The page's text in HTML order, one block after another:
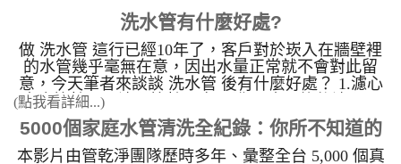
清洗機規格 (型號：JP-02) 110V 電壓 主機重量 5.5
公斤 (含黑色航空箱) 單人即可輕鬆攜帶 操作壓力 最
大使用壓力 1.4 mpa 安全可控，確保輸出壓力 遙控距
離 水平傳輸距離 30 - 150 公尺 高穿透力遙控，操作
無障礙 清洗模式 1. 水槌衝擊 2. 脈衝剝離 3. 螺旋波
清洗 微電腦控制電磁閥 尺寸 W265/B365/H360 (mm)
輕量化設計 適用環境 住宅／工廠／醫院／旅館 / 學
校 / 工廠機台 多家科學園區大廠指定機種 標準配備
日本 HITACHI 空壓機 (11KG)、高壓氣管3條、添加
洗水管 非常陌生。其原因是 清洗水管 技術及機台是
由日本引進，台灣以前沒有這種技術。多方面思考，
水塔需要定期清洗，那自來 水管清洗 需不需要定期
清洗呢? 台灣定期洗水塔，日本卻定期清洗水管，
為什麼？日本非常重視生活品質，1970年前就研發出
清洗水管 的相關技術 。台灣引用日本的 清洗水管 技
術，讓我們能處理自來水管的問題。 因水管和水塔
比起來，自來水管管徑小、平面流動、走向彎曲，本
來就比較容易堵塞卡垢，其骯髒的程度可想而知。水
洗水管有什麼好處?
做 洗水管 這行已經10年了，客戶對於崁入在牆壁裡
的水管幾乎毫無在意，因出水量正常就不會對此留
意，今天筆者來談談 洗水管 後有什麼好處？ 1.濾心
壽命比較長，濾心比較不容易髒 原本更換後濾心一
個禮拜就會變紅的，洗完後六個月都不會髒，可省下
不少成本。 &nbsp; 2.不須買桶裝水就� ...
(點我看詳細...)
5000個家庭水管清洗全紀錄：你所不知道的
自來水管壁污染
本影片由管乾淨團隊歷時多年、彙整全台 5,000 個真